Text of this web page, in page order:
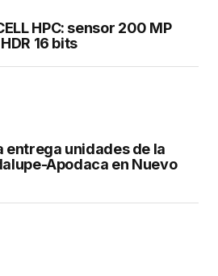
HPC: sensor 200 MP
16 bits
entrega unidades de la
Apodaca en Nuevo